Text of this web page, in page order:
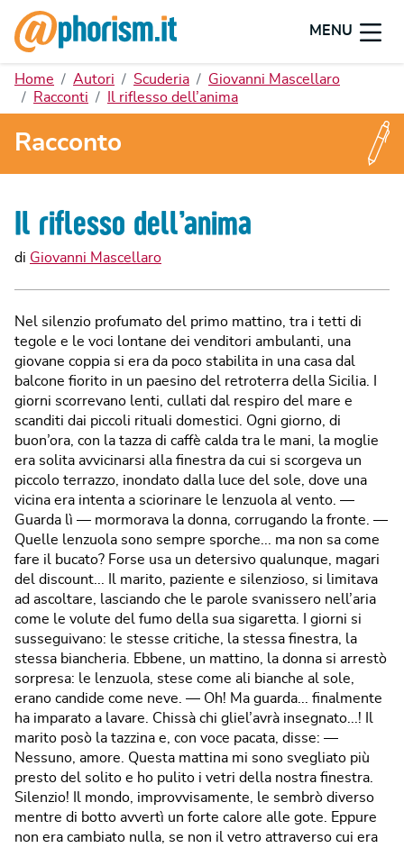
MENU
Home Autori Scuderia
Giovanni Mascellaro
Racconti
Il riflesso dell’anima
Racconto
Il riflesso dell’anima
di Giovanni Mascellaro
Nel silenzio profumato del primo mattino, tra i tetti di
tegole e le voci lontane dei venditori ambulanti, una
giovane coppia si era da poco stabilita in una casa dal
balcone fiorito in un paesino del retroterra della Sicilia. I
giorni scorrevano lenti, cullati dal respiro del mare e
scanditi dai piccoli rituali domestici. Ogni giorno, di
buon’ora, con la tazza di caffè calda tra le mani, la moglie
era solita avvicinarsi alla finestra da cui si scorgeva un
piccolo terrazzo, inondato dalla luce del sole, dove una
vicina era intenta a sciorinare le lenzuola al vento. —
Guarda lì — mormorava la donna, corrugando la fronte. —
Quelle lenzuola sono sempre sporche... ma non sa come
fare il bucato? Forse usa un detersivo qualunque, magari
del discount... Il marito, paziente e silenzioso, si limitava
ad ascoltare, lasciando che le parole svanissero nell’aria
come le volute del fumo della sua sigaretta. I giorni si
susseguivano: le stesse critiche, la stessa finestra, la
stessa biancheria. Ebbene, un mattino, la donna si arrestò
sorpresa: le lenzuola, stese come ali bianche al sole,
erano candide come neve. — Oh! Ma guarda... finalmente
ha imparato a lavare. Chissà chi gliel’avrà insegnato...! Il
marito posò la tazzina e, con voce pacata, disse: —
Nessuno, amore. Questa mattina mi sono svegliato più
presto del solito e ho pulito i vetri della nostra finestra.
Silenzio! Il mondo, improvvisamente, le sembrò diverso
mentre di botto avvertì un forte calore alle gote. Eppure
non era cambiato nulla, se non il vetro attraverso cui era